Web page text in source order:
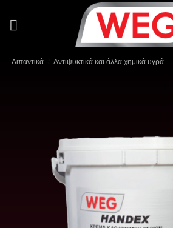
στο
Λιπαντικά Αντιψυκτικά και άλλα χημικά υγρά